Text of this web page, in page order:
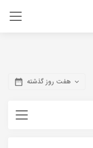
هفت روز گذشته